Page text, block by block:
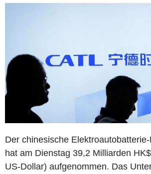
Der chinesische
hat am Dienstag 39,2 Milliarden
US-Dollar) aufgenommen. Das